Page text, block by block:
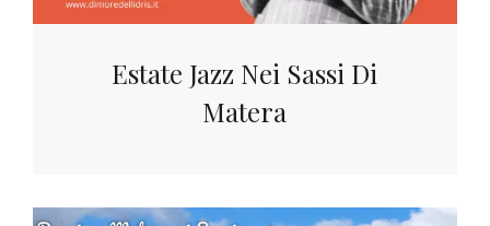
Estate Jazz Nei Sassi Di
Matera